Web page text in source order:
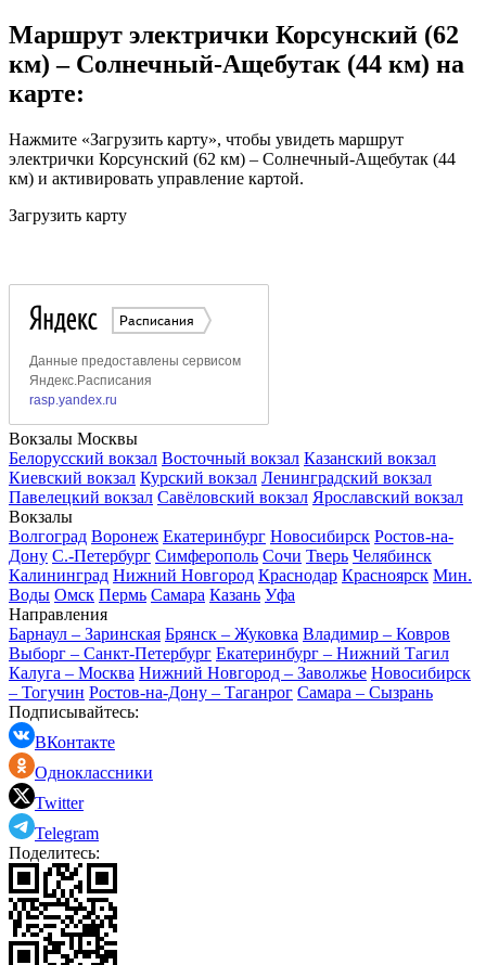
Маршрут электрички Корсунский (62
км) – Солнечный-Ащебутак (44 км) на
карте:
Нажмите «Загрузить карту», чтобы увидеть маршрут
электрички Корсунский (62 км) – Солнечный-Ащебутак (44
км) и активировать управление картой.
Загрузить карту
Вокзалы Москвы
Белорусский вокзал Восточный вокзал Казанский вокзал
Киевский вокзал Курский вокзал Ленинградский вокзал
Павелецкий вокзал Савёловский вокзал Ярославский вокзал
Вокзалы
Волгоград Воронеж Екатеринбург Новосибирск Ростов-на-
Дону С.-Петербург Симферополь Сочи Тверь Челябинск
Калининград Нижний Новгород Краснодар Красноярск Мин.
Воды Омск Пермь Самара Казань Уфа
Направления
Барнаул – Заринская Брянск – Жуковка Владимир – Ковров
Выборг – Санкт-Петербург Екатеринбург – Нижний Тагил
Калуга – Москва Нижний Новгород – Заволжье Новосибирск
– Тогучин Ростов-на-Дону – Таганрог Самара – Сызрань
Подписывайтесь:
ВКонтакте
Одноклассники
Twitter
Telegram
Поделитесь: